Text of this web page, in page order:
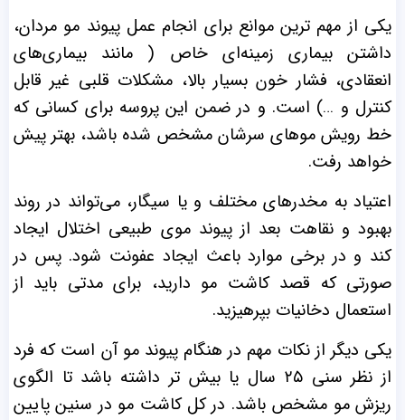
یکی از مهم‌ ترین موانع برای انجام عمل پیوند مو مردان،
داشتن بیماری زمینه‌ای خاص ( مانند بیماری‌های
انعقادی، فشار خون بسیار بالا، مشکلات قلبی غیر قابل
کنترل و …) است. و در ضمن این پروسه برای کسانی که
خط رویش موهای سرشان مشخص شده باشد، بهتر پیش
خواهد رفت.
اعتیاد به مخدرهای مختلف و یا سیگار، می‌تواند در روند
بهبود و نقاهت بعد از پیوند موی طبیعی اختلال ایجاد
کند و در برخی موارد باعث ایجاد عفونت شود. پس در
صورتی که قصد کاشت مو دارید، برای مدتی باید از
استعمال دخانیات بپرهیزید.
یکی دیگر از نکات مهم در هنگام پیوند مو آن است که فرد
از نظر سنی ۲۵ سال یا بیش تر داشته باشد تا الگوی
ریزش مو مشخص باشد. در کل کاشت مو در سنین پایین‌